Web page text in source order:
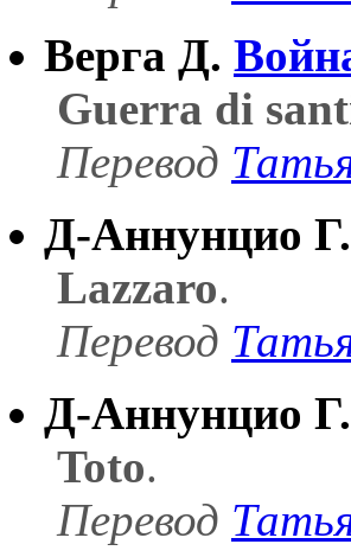
Верга Д.
Guerra di
Перевод
Д-Аннунцио Г.
Lazzaro.
Перевод
Д-Аннунцио Г.
Toto.
Перевод